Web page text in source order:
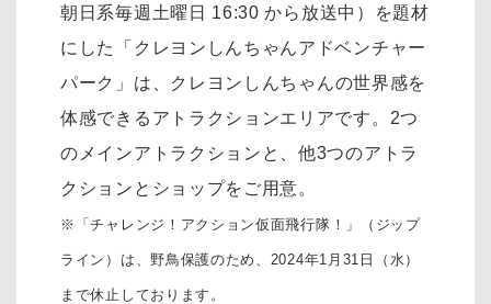
朝日系毎週土曜日 16:30 から放送中）を題材
にした「クレヨンしんちゃんアドベンチャー
パーク」は、
クレヨンしんちゃんの世界感を
体感できるアトラクションエリアです。 2つ
のメインアトラクションと、他3つのアトラ
クションとショップをご用意。
※「チャレンジ！アクション仮面飛行隊！」（ジップ
ライン）は、野鳥保護のため、2024年1月31日（水）
まで休止しております。